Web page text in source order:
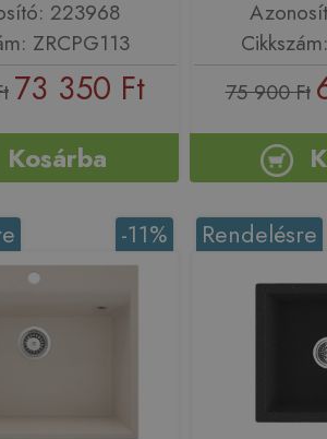
223968
ZRCPG113
73 350 Ft
Kosárba
75 900 Ft
-11% Rendelésre